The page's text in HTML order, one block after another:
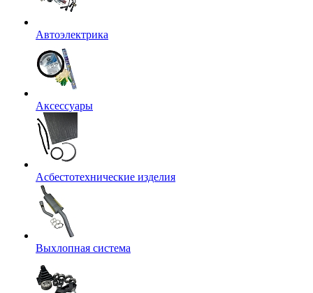
Автоэлектрика
Аксессуары
Асбестотехнические изделия
Выхлопная система